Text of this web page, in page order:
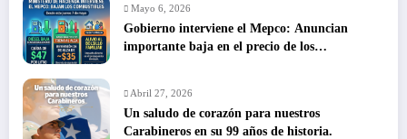
Mayo 6, 2026
Gobierno interviene el Mepco: Anuncian
importante baja en el precio de los
Abril 27, 2026
Un saludo de corazón para nuestros
Carabineros en su 99 años de historia.